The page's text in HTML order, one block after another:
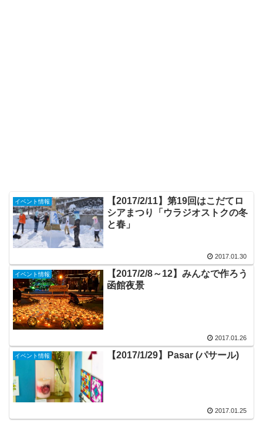
イベント情報
【2017/2/11】第19回はこだてロ
シアまつり「ウラジオストクの冬
と春」
2017.01.30
イベント情報
【2017/2/8～12】みんなで作ろう
函館夜景
2017.01.26
イベント情報 【2017/1/29】Pasar (パサール)
2017.01.25